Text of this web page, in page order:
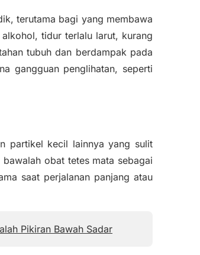
terutama bagi yang membawa
tidur terlalu larut, kurang
tubuh dan berdampak pada
gangguan penglihatan, seperti
partikel kecil lainnya yang sulit
obat tetes mata sebagai
saat perjalanan panjang atau
Pikiran Bawah Sadar